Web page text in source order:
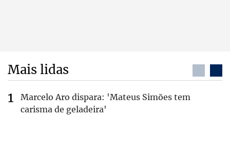
Mais lidas
Marcelo Aro dispara: 'Mateus Simões tem
carisma de geladeira'